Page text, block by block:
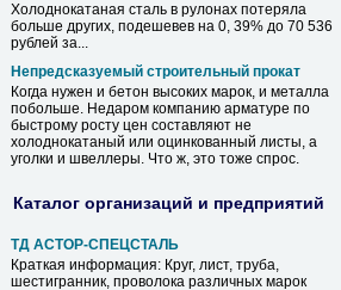
Холоднокатаная сталь в рулонах потеряла
больше других, подешевев на 0, 39% до 70 536
рублей за...
Непредсказуемый строительный прокат
Когда нужен и бетон высоких марок, и металла
побольше. Недаром компанию арматуре по
быстрому росту цен составляют не
холоднокатаный или оцинкованный листы, а
уголки и швеллеры. Что ж, это тоже спрос.
Каталог организаций и предприятий
ТД АСТОР-СПЕЦСТАЛЬ
Краткая информация: Круг, лист, труба,
шестигранник, проволока различных марок